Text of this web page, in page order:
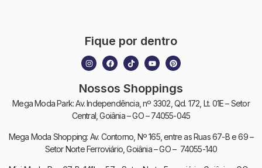
Fique por dentro
Nossos Shoppings
Mega Moda Park: Av. Independência, nº 3302, Qd. 172, Lt. 01E – Setor
Central, Goiânia – GO – 74055-045
Mega Moda Shopping: Av. Contorno, Nº 165, entre as Ruas 67-B e 69 –
Setor Norte Ferroviário, Goiânia – GO – 74055-140